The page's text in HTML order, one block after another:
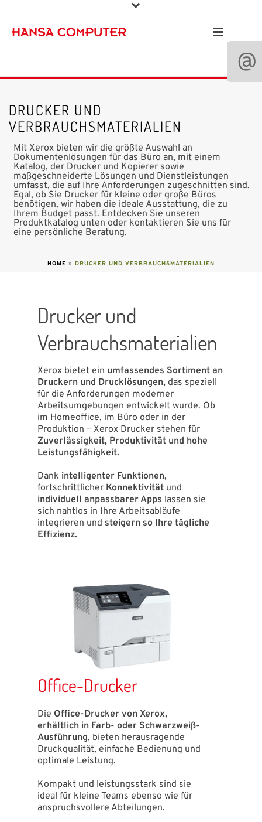
DRUCKER UND
VERBRAUCHSMATERIALIEN
Mit Xerox bieten wir die größte Auswahl an
Dokumentenlösungen für das Büro an, mit einem
Katalog, der Drucker und Kopierer sowie
maßgeschneiderte Lösungen und Dienstleistungen
umfasst, die auf Ihre Anforderungen zugeschnitten sind.
Egal, ob Sie Drucker für kleine oder große Büros
benötigen, wir haben die ideale Ausstattung, die zu
Ihrem Budget passt. Entdecken Sie unseren
Produktkatalog unten oder kontaktieren Sie uns für
eine persönliche Beratung.
HOME » DRUCKER UND VERBRAUCHSMATERIALIEN
Drucker und
Verbrauchsmaterialien
Xerox bietet ein umfassendes Sortiment an
Druckern und Drucklösungen, das speziell
für die Anforderungen moderner
Arbeitsumgebungen entwickelt wurde. Ob
im Homeoffice, im Büro oder in der
Produktion – Xerox Drucker stehen für
Zuverlässigkeit, Produktivität und hohe
Leistungsfähigkeit.
Dank intelligenter Funktionen,
fortschrittlicher Konnektivität und
individuell anpassbarer Apps lassen sie
sich nahtlos in Ihre Arbeitsabläufe
integrieren und steigern so Ihre tägliche
Effizienz.
Office-Drucker
Die Office-Drucker von Xerox,
erhältlich in Farb- oder Schwarzweiß-
Ausführung, bieten herausragende
Druckqualität, einfache Bedienung und
optimale Leistung.
Kompakt und leistungsstark sind sie
ideal für kleine Teams ebenso wie für
anspruchsvollere Abteilungen.